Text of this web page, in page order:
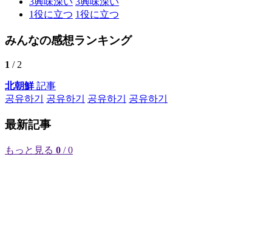
1役に立つ 1役に立つ
みんなの感想ランキング
1 / 2
北朝鮮記事
공유하기
공유하기 공유하기 공유하기
最新記事
もっと見る 0 / 0